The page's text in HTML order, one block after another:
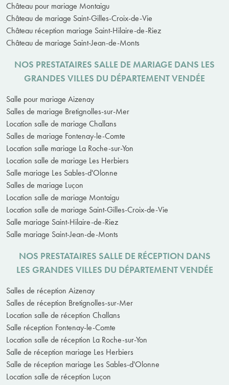
Château pour mariage Montaigu
Château de mariage Saint-Gilles-Croix-de-Vie
Château réception mariage Saint-Hilaire-de-Riez
Château de mariage Saint-Jean-de-Monts
NOS PRESTATAIRES SALLE DE MARIAGE DANS LES
GRANDES VILLES DU DÉPARTEMENT VENDÉE
Salle pour mariage Aizenay
Salles de mariage Bretignolles-sur-Mer
Location salle de mariage Challans
Salles de mariage Fontenay-le-Comte
Location salle mariage La Roche-sur-Yon
Location salle de mariage Les Herbiers
Salle mariage Les Sables-d'Olonne
Salles de mariage Luçon
Location salle de mariage Montaigu
Location salle de mariage Saint-Gilles-Croix-de-Vie
Salle mariage Saint-Hilaire-de-Riez
Salle mariage Saint-Jean-de-Monts
NOS PRESTATAIRES SALLE DE RÉCEPTION DANS
LES GRANDES VILLES DU DÉPARTEMENT VENDÉE
Salles de réception Aizenay
Salles de réception Bretignolles-sur-Mer
Location salle de réception Challans
Salle réception Fontenay-le-Comte
Location salle de réception La Roche-sur-Yon
Salle de réception mariage Les Herbiers
Salle de réception mariage Les Sables-d'Olonne
Location salle de réception Luçon